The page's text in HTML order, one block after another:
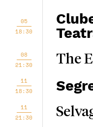
05
18:30
08
21:30
The
11
18:30
11
21:30